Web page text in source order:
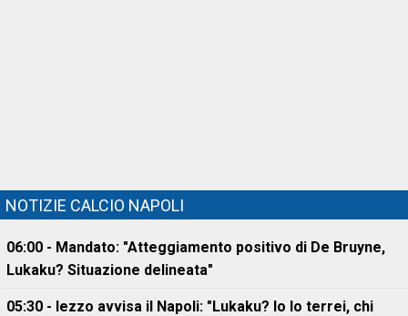
NOTIZIE CALCIO NAPOLI
06:00 - Mandato: "Atteggiamento positivo di De Bruyne,
Lukaku? Situazione delineata"
05:30 - Iezzo avvisa il Napoli: "Lukaku? Io lo terrei, chi